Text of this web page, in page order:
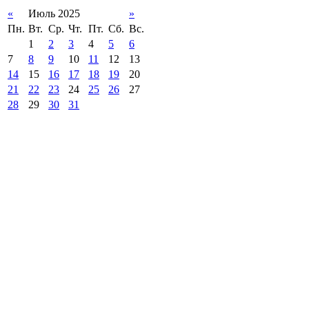
« Июль 2025
»
Пн. Вт. Ср. Чт. Пт. Сб. Вс.
1
2 3 4 5
6
7
8 9 10 11 12
13
14
15 16 17 18 19
20
21
22 23 24 25 26
27
28
29 30 31